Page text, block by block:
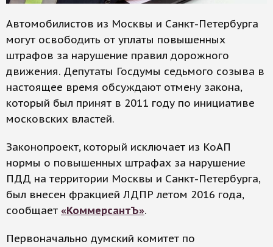
Автомобилистов из Москвы и Санкт-Петербурга
могут освободить от уплаты повышенных
штрафов за нарушение правил дорожного
движения. Депутаты Госдумы седьмого созыва в
настоящее время обсуждают отмену закона,
который был принят в 2011 году по инициативе
московских властей.
Законопроект, который исключает из КоАП
нормы о повышенных штрафах за нарушение
ПДД на территории Москвы и Санкт-Петербурга,
был внесен фракцией ЛДПР летом 2016 года,
сообщает «КоммерсантЪ».
Первоначально думский комитет по